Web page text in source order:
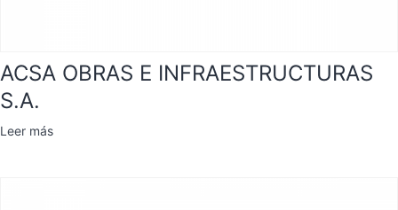
ACSA OBRAS E INFRAESTRUCTURAS
S.A.
Leer más